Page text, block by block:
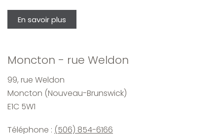
En savoir plus
Moncton - rue Weldon
99, rue Weldon
Moncton (Nouveau-Brunswick)
E1C 5W1
Téléphone : (506) 854-6166